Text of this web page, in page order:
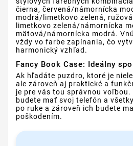
čierna, červená/námornícka
modrá/limetkovo zelená,
limetkovo zelená/námornícka
mätová/námornícka modrá.
vždy vo farbe zapínania, čo
harmonický vzhľad.
Fancy Book Case: Ideálny
Ak hľadáte puzdro, ktoré je
ale zároveň aj praktické a
je pre vás tou správnou
budete mať svoj telefón a
po ruke a zároveň ich budete
poškodením.